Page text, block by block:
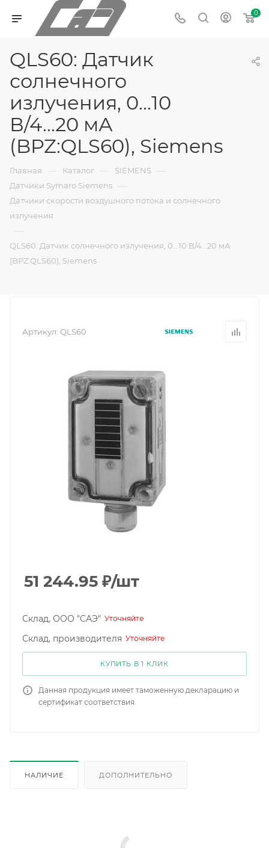
0
QLS60: Датчик
солнечного
излучения, 0...10
В/4...20 мА
(BPZ:QLS60), Siemens
Главная — Каталог — SIEMENS —
Датчики Symaro Siemens —
Датчики скорости воздушного потока и солнечного
излучения
—
QLS60: Датчик солнечного излучения, 0...10 В/4...20 мА
(BPZ:QLS60), Siemens
Артикул: QLS60
51 244.95 ₽/шт
Склад, ООО "САЭ" Уточняйте
Склад, производителя Уточняйте
КУПИТЬ В 1 КЛИК
Данная продукция имеет таможенную декларацию и
сертификат соответствия.
НАЛИЧИЕ ДОПОЛНИТЕЛЬНО